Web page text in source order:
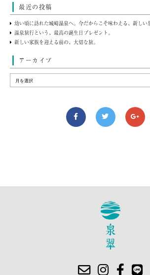
最近の投稿
幼い頃に訪れた城崎温泉へ。今だからこそ味わえる、新しい
温泉旅行という、最高の誕生日プレゼント。
新しい家族を迎える前の、大切な旅。
アーカイブ